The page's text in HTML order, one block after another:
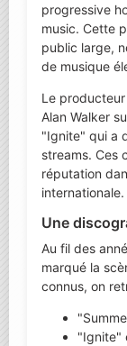
progressive
music. Cette
public large,
de musique
Le
Alan Walker
"Ignite" qui a
streams. Ces
réputation
internationale.
Une
Au fil des
marqué la
connus, on
"Ignite"